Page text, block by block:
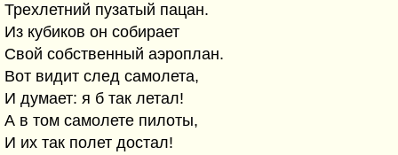
Трехлетний пузатый пацан.
Из кубиков он собирает
Свой собственный аэроплан.
Вот видит след самолета,
И думает: я б так летал!
А в том самолете пилоты,
И их так полет достал!